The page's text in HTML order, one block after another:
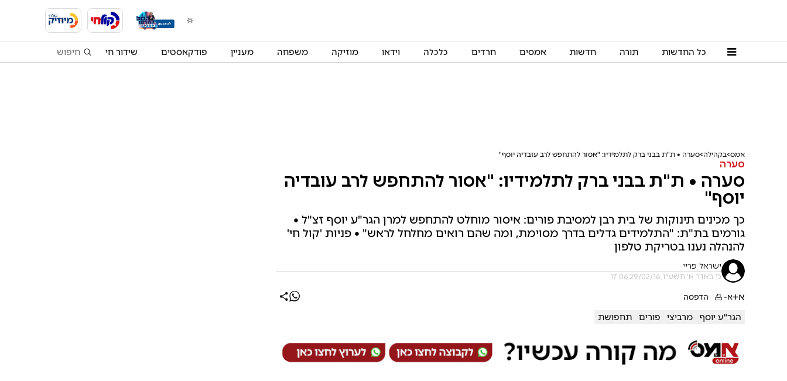
כל החדשות תורה חדשות אמסים חרדים כלכלה וידאו מוזיקה משפחה מעניין פודקאסטים שידור חי
אמס בקהילה סערה • ת"ת בבני ברק לתלמידיו: "אסור להתחפש לרב עובדיה יוסף"
סערה
סערה • ת"ת בבני ברק לתלמידיו: "אסור להתחפש לרב עובדיה
יוסף"
כך מכינים תינוקות של בית רבן למסיבת פורים: איסור מוחלט להתחפש למרן הגר"ע יוסף זצ"ל •
גורמים בת"ת: "התלמידים גדלים בדרך מסוימת, ומה שהם רואים מחלחל לראש" • פניות 'קול חי'
להנהלה נענו בטריקת טלפון
ישראל פריי
כ' באדר א׳ תשע"ו, 29/02/16 17:06
א+א- הדפסה
הגר"ע יוסף מרביצי פורים תחפושת